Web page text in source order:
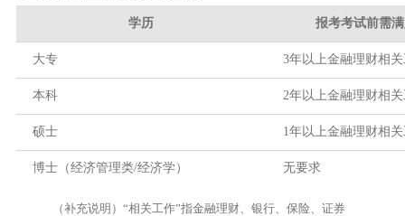
学历 报考考试前需
大专 3年以上金融理财相
本科 2年以上金融理财相
硕士 1年以上金融理财相
博士（经济管理类/经济学） 无要求
（补充说明）“相关工作”指金融理财、银行、保险、证券